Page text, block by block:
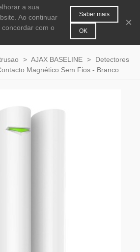
0
> AJAX BASELINE >
Detectores
Magnético Sem Fios - Branco
a sua
Ao continuar
com o
Saber mais
OK
×